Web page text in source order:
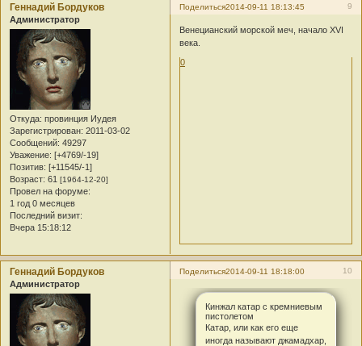
Поделиться 9
2014-09-11 18:13:45
Геннадий Бордуков
Администратор
Откуда: провинция Иудея
Зарегистрирован: 2011-03-02
Сообщений: 49297
Уважение: [+4769/-19]
Позитив: [+11545/-1]
Возраст: 61 [1964-12-20]
Провел на форуме:
1 год 0 месяцев
Последний визит:
Вчера 15:18:12
Венецианский морской меч, начало XVI
века.
0
Поделиться 10
2014-09-11 18:18:00
Геннадий Бордуков
Администратор
Кинжал катар с кремниевым
пистолетом
Катар, или как его еще
иногда называют джамадхар,